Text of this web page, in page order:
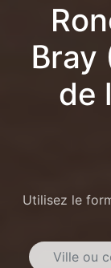
Bray
de
Utilisez le